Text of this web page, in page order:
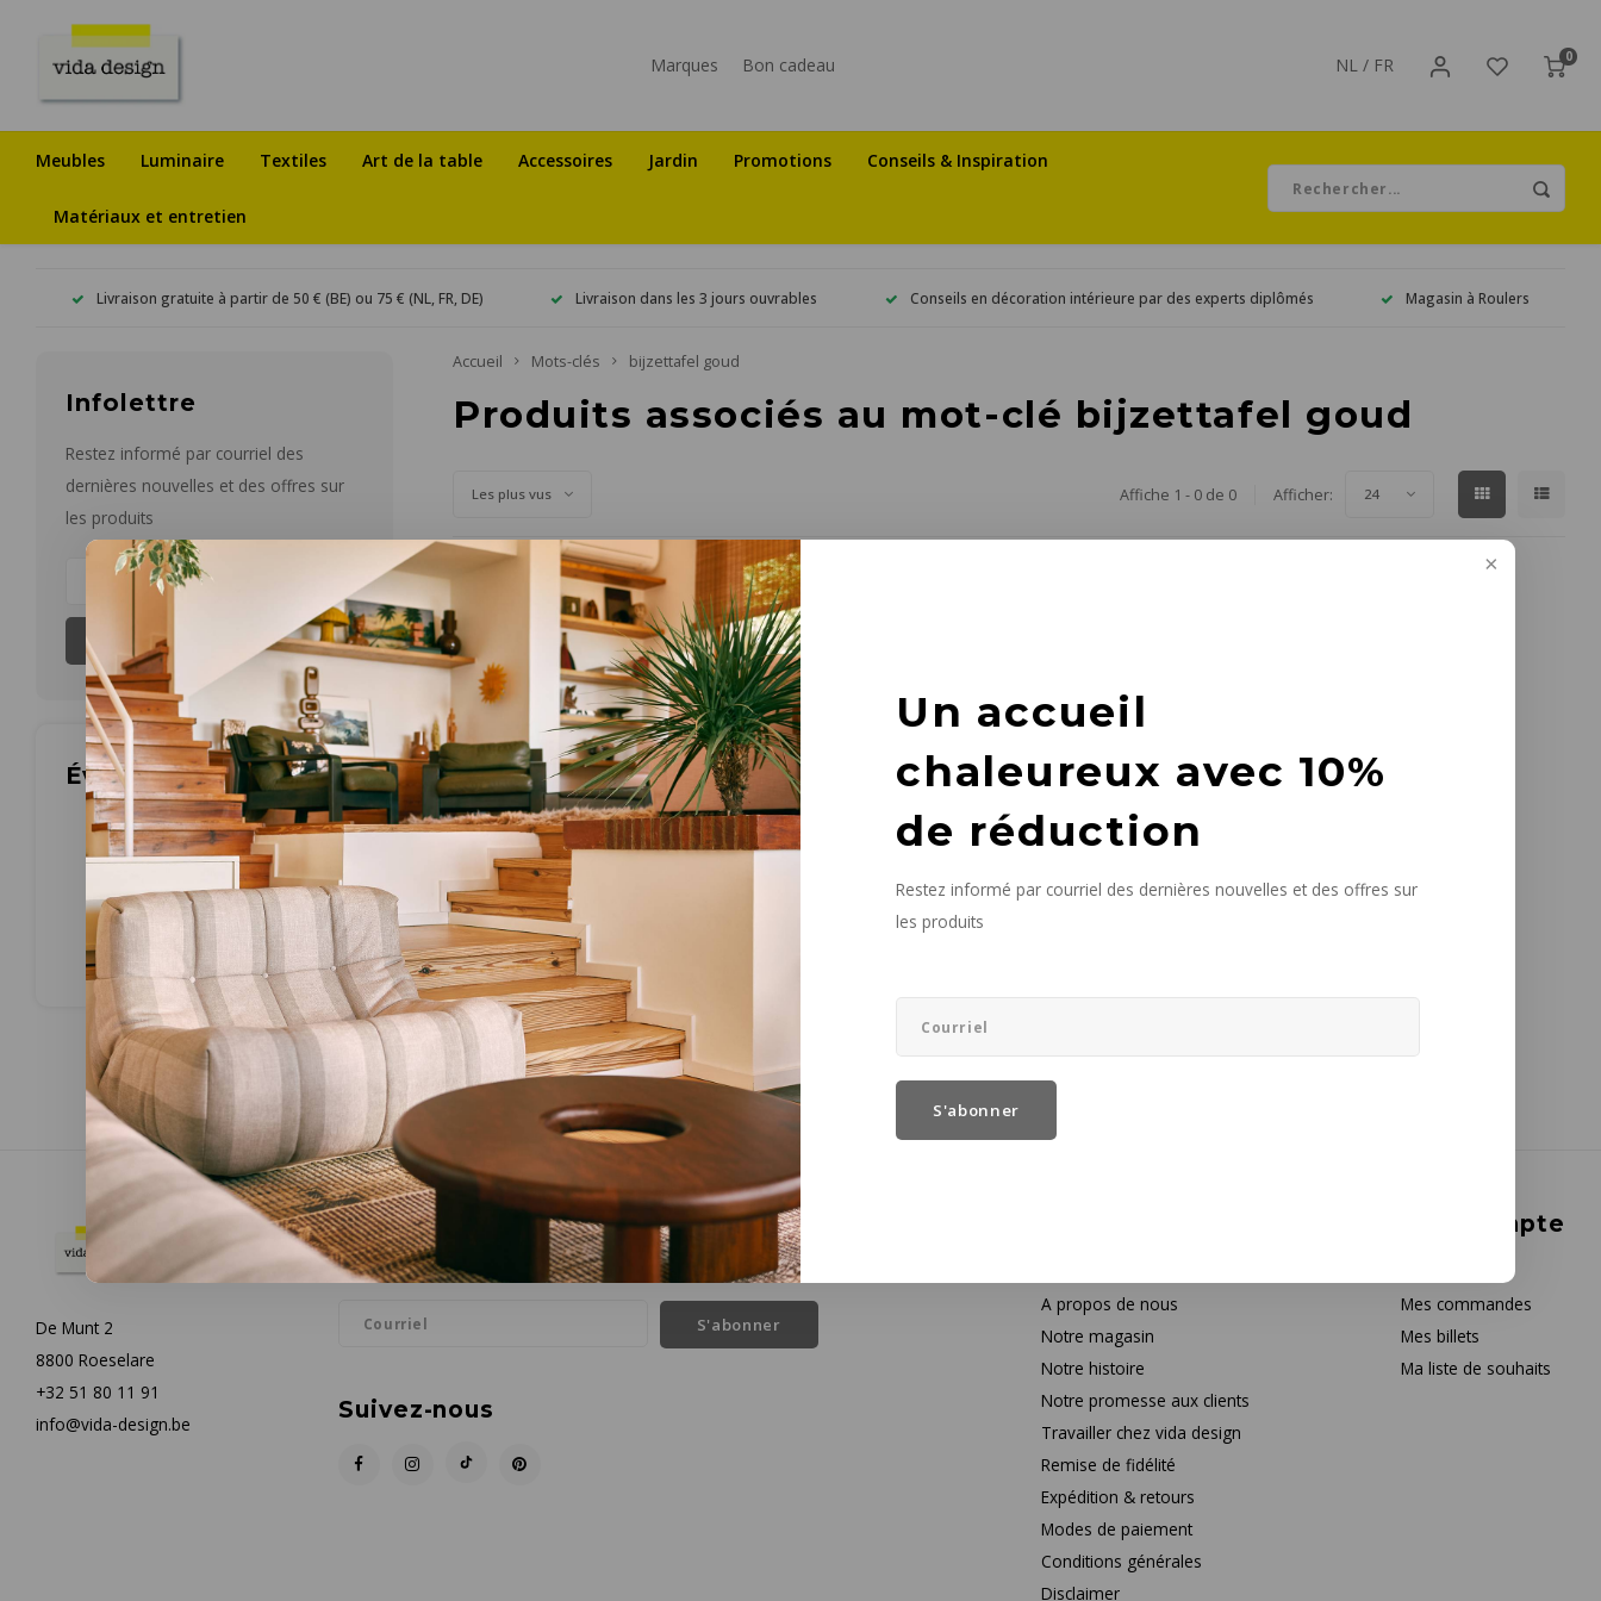
Un accueil
chaleureux avec 10%
de réduction
Restez informé par courriel des dernières nouvelles et des offres sur
les produits
S'abonner
Marques Bon cadeau NL / FR 0
Meubles Luminaire Textiles Art de la table Accessoires Jardin Promotions Conseils & Inspiration
Matériaux et entretien
Livraison gratuite à partir de 50 € (BE) ou 75 € (NL, FR, DE) Livraison dans les 3 jours ouvrables Conseils en décoration intérieure par des experts diplômés Magasin à Roulers
Infolettre
Restez informé par courriel des
dernières nouvelles et des offres sur
les produits
S'abonner
Évaluations
Accueil Mots-clés bijzettafel goud
Produits associés au mot-clé bijzettafel goud
Les plus vus Affiche 1 - 0 de 0 Afficher: 24
Aucun produit n'a été trouvé...
De Munt 2
8800 Roeselare
+32 51 80 11 91
info@vida-design.be
Infolettre
Restez informé par courriel des dernières nouvelles et des offres sur les produits
S'abonner
Suivez-nous
A propos de nous
Notre magasin
Notre histoire
Notre promesse aux clients
Travailler chez vida design
Remise de fidélité
Expédition & retours
Modes de paiement
Conditions générales
Disclaimer
Mon compte
Mes commandes
Mes billets
Ma liste de souhaits